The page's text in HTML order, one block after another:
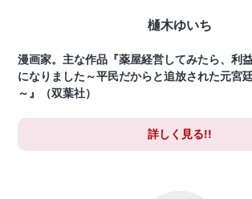
樋木ゆいち
漫画家。主な作品『薬屋経営してみたら、利
になりました～平民だからと追放された元宮
～』（双葉社）
詳しく見る!!